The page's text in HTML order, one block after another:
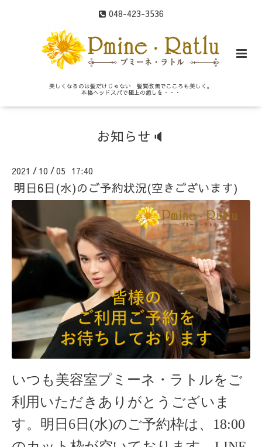
048-423-3536
美しくなるのは髪だけじゃない 髪質改善でこころも美しく。
本格ヘッドスパで極上の癒しを・・・
お知らせ🔈
2021 / 10 /05 17:40
明日6日(水)のご予約状況(空きございます)
いつも美容室プミーネ・ラトルをご
利用いただきありがとうございま
す。明日6日(水)のご予約枠は、18:00